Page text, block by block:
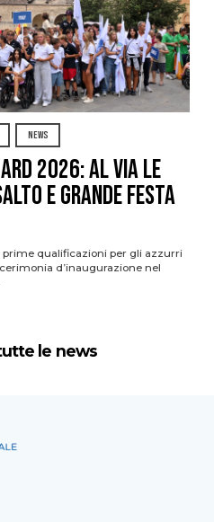
NEWS
2026: al via le
e grande festa
qualificazioni per gli azzurri
d’inaugurazione nel
le news